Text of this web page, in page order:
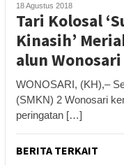
18 Agustus 2018
Tari Kolosal
Kinasih’
alun Wonosari
WONOSARI, (KH),–
(SMKN) 2 Wonosari
peringatan […]
BERITA TERKAIT